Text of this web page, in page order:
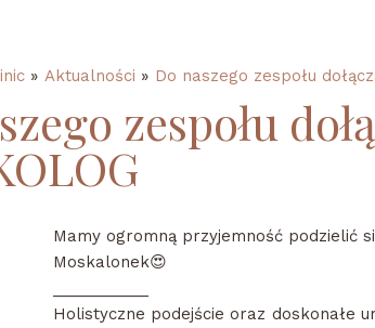
» Aktualności » Do naszego zespołu
zespołu
Mamy ogromną przyjemność podzielić
Moskalonek😍
Holistyczne podejście oraz doskonałe